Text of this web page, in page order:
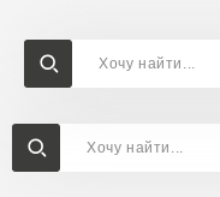
Доставка и оплата